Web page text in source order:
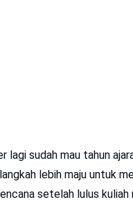
lagi sudah mau tahun
lebih maju untuk
setelah lulus